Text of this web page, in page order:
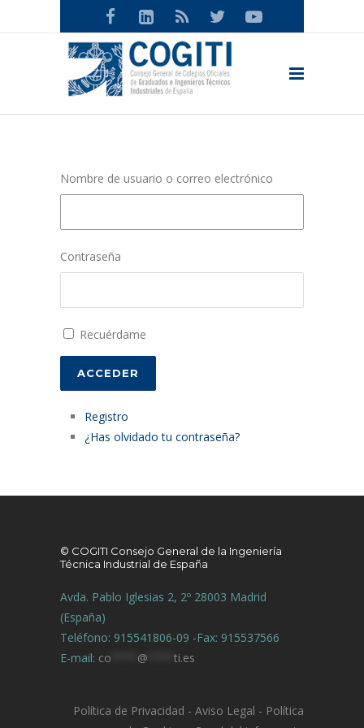
Nombre de usuario o correo electrónico
Contraseña
Recuérdame
ACCEDER
Registro
¿Has olvidado tu contraseña?
© COGITI Consejo General de la Ingeniería
Técnica Industrial de España
Avda. Pablo Iglesias 2, 2º 28003 Madrid
(España)
Teléfono: 915541806-09 -Fax: 915537566
E-mail: co @ ti.es
Política de Privacidad - Aviso Legal - Política